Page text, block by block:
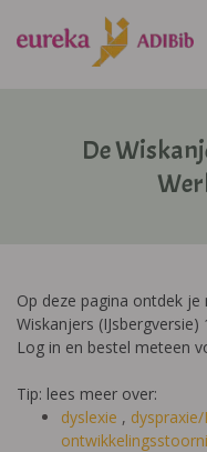
De
Op deze pagina ontdek
Wiskanjers
Log in en bestel meteen
Tip: lees meer over:
dyslexie , dyspraxie/